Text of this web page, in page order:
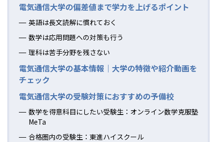
電気通信大学の偏差値まで学力を上げるポイント
英語は長文読解に慣れておく
数学は応用問題への対策も行う
理科は苦手分野を残さない
電気通信大学の基本情報｜大学の特徴や紹介動画を
チェック
電気通信大学の受験対策におすすめの予備校
数学を得意科目にしたい受験生：オンライン数学克服塾
MeTa
合格圏内の受験生：東進ハイスクール